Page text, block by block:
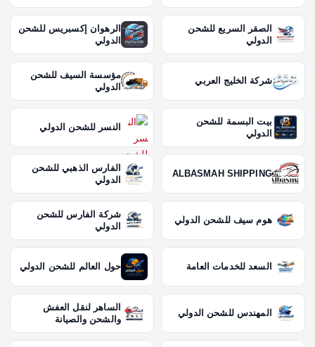
الصقر السريع للشحن
الدولي
الرهوان إكسبريس للشحن
الدولي
شركة الخليج العربي
مؤسسة السيف للشحن
الدولي
بيت البسمة للشحن
الدولي
النسر للشحن الدولي
ALBASMAH SHIPPING
الفارس الذهبي للشحن
الدولي
هوم سيف للشحن الدولي
شركة الفارس للشحن
الدولي
السعد للخدمات العامة حول العالم للشحن الدولي
المهندس للشحن الدولي
الساهر لنقل العفش
والشحن والصيانة